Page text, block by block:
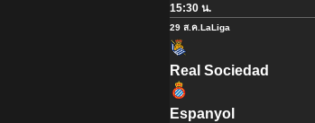
15:30 น.
29 ส.ค.LaLiga
Real Sociedad
Espanyol